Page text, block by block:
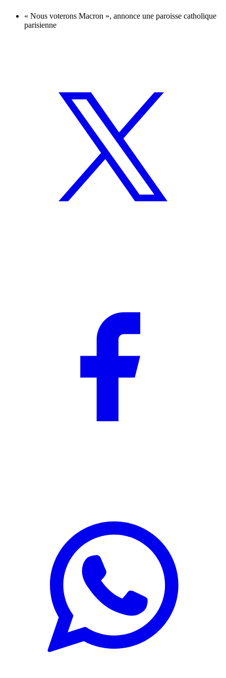
« Nous voterons Macron », annonce une paroisse catholique
parisienne